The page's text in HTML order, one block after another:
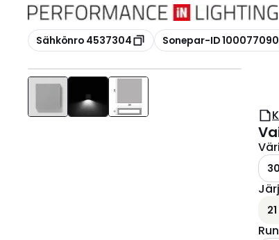
Kopioi
Sähkönro 4537304 Kopioi
Sonepar-ID 100077090